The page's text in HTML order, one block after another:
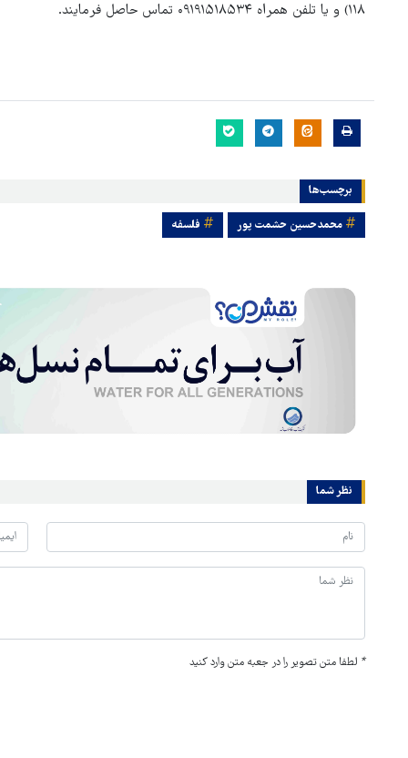
۱۱۸) و یا تلفن همراه ۰۹۱۹۱۵۱۸۵۳۴ تماس حاصل فرمایند.
برچسب‌ها
محمدحسین حشمت پور فلسفه
نظر شما
* لطفا متن تصویر را در جعبه متن وارد کنید